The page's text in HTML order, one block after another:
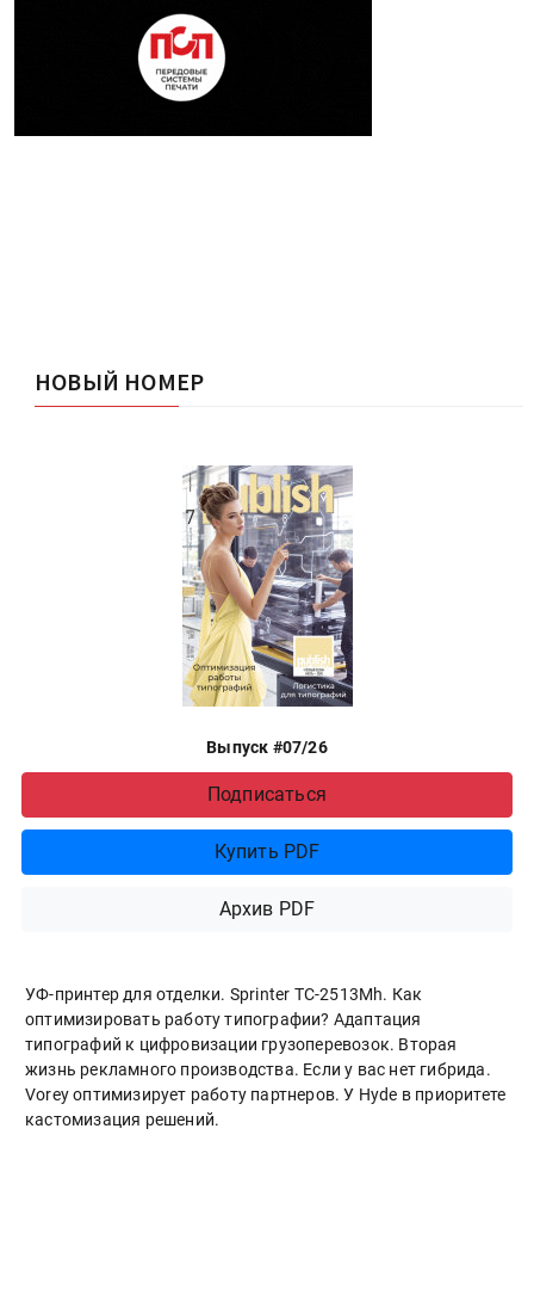
НОВЫЙ НОМЕР
Выпуск #07/26
Подписаться
Купить PDF
Архив PDF
УФ-принтер для отделки. Sprinter ТС-2513Mh. Как
оптимизировать работу типографии? Адаптация
типографий к цифровизации грузоперевозок. Вторая
жизнь рекламного производства. Если у вас нет гибрида.
Vorey оптимизирует работу партнеров. У Hyde в приоритете
кастомизация решений.